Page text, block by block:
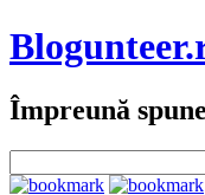
Împreună